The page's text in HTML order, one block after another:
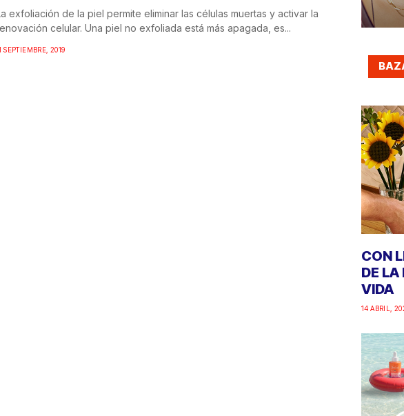
exfoliación de la piel permite eliminar las células muertas y activar la
celular. Una piel no exfoliada está más apagada, es...
SEPTIEMBRE, 2019
CON
DE LA
VIDA
14 ABRIL,